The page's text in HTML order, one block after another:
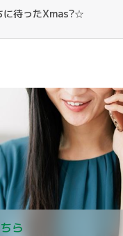
待ったXmas?☆
ら